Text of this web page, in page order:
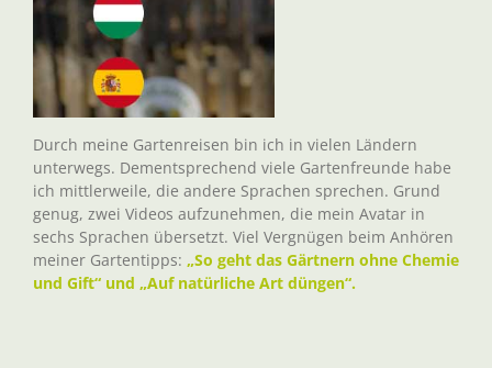
Durch meine Gartenreisen bin ich in vielen Ländern
unterwegs. Dementsprechend viele Gartenfreunde habe
ich mittlerweile, die andere Sprachen sprechen. Grund
genug, zwei Videos aufzunehmen, die mein Avatar in
sechs Sprachen übersetzt. Viel Vergnügen beim Anhören
meiner Gartentipps: „So geht das Gärtnern ohne Chemie
und Gift“ und „Auf natürliche Art düngen“.